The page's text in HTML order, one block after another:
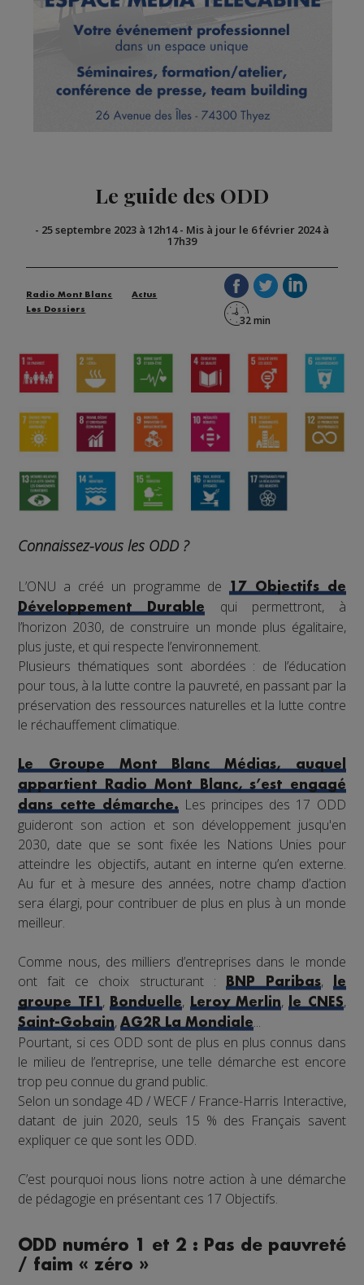
Le guide des ODD
- 25 septembre 2023 à 12h14- Mis à jour le 6 février 2024 à
17h39
Radio Mont Blanc
Actus
Les Dossiers
Connaissez-vous les ODD ?
L’ONU a créé un programme de17 Objectifs de
Développement Durable
qui permettront, à
l’horizon 2030, de construire un monde plus égalitaire,
plus juste, et qui respecte l’environnement.
Plusieurs thématiques sont abordées : de l’éducation
pour tous, à la lutte contre la pauvreté, en passant par la
préservation des ressources naturelles et la lutte contre
le réchauffement climatique.
Le Groupe Mont Blanc Médias, auquel
appartient Radio Mont Blanc, s’est engagé
dans cette démarche.Les principes des 17 ODD
guideront son action et son développement jusqu'en
2030, date que se sont fixée les Nations Unies pour
atteindre les objectifs, autant en interne qu’en externe.
Au fur et à mesure des années, notre champ d’action
sera élargi, pour contribuer de plus en plus à un monde
meilleur.
Comme nous, des milliers d’entreprises dans le monde
ont fait ce choix structurant :
BNP Paribas,
le
groupe TF1 , Bonduelle, Leroy Merlin, le CNES,
Saint-Gobain,AG2R La Mondiale...
Pourtant, si ces ODD sont de plus en plus connus dans
le milieu de l’entreprise, une telle démarche est encore
trop peu connue du grand public.
Selon un sondage 4D / WECF / France-Harris Interactive,
datant de juin 2020, seuls 15 % des Français savent
expliquer ce que sont les ODD.
C’est pourquoi nous lions notre action à une démarche
de pédagogie en présentant ces 17 Objectifs.
ODD numéro 1 et 2 : Pas de pauvreté
/ faim « zéro »